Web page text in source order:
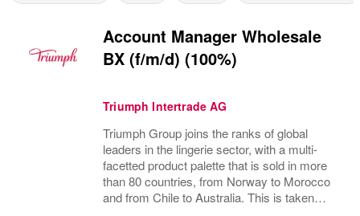
Account Manager Wholesale
BX (f/m/d) (100%)
Triumph Intertrade AG
Triumph Group joins the ranks of global
leaders in the lingerie sector, with a multi-
facetted product palette that is sold in more
than 80 countries, from Norway to Morocco
and from Chile to Australia. This is taken